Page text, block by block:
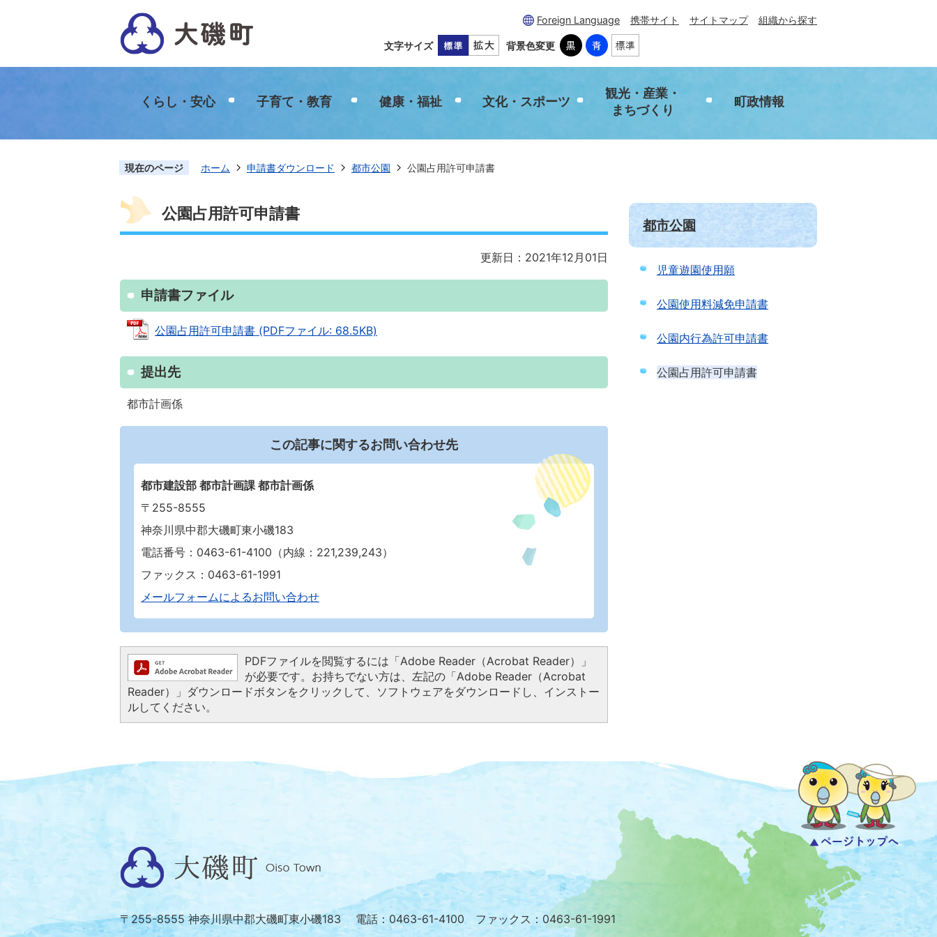
Foreign Language 携帯サイト サイトマップ 組織から探す
文字サイズ 背景色変更
くらし・安心 子育て・教育 健康・福祉 文化・スポーツ
観光・産業・
まちづくり
町政情報
現在のページ ホーム 申請書ダウンロード 都市公園 公園占用許可申請書
公園占用許可申請書
更新日：2021年12月01日
申請書ファイル
公園占用許可申請書 (PDFファイル: 68.5KB)
提出先
都市計画係
この記事に関するお問い合わせ先
都市建設部 都市計画課 都市計画係
〒255-8555
神奈川県中郡大磯町東小磯183
電話番号：0463-61-4100（内線：221,239,243）
ファックス：0463-61-1991
メールフォームによるお問い合わせ
PDFファイルを閲覧するには「Adobe Reader（Acrobat Reader）」
が必要です。お持ちでない方は、左記の「Adobe Reader（Acrobat
Reader）」ダウンロードボタンをクリックして、ソフトウェアをダウンロードし、インストー
ルしてください。
都市公園
児童遊園使用願
公園使用料減免申請書
公園内行為許可申請書
公園占用許可申請書
位
置
を
記
大
磯
Oiso
〒255-8555 神奈川県中郡大磯町東小磯183 電話：0463-61-4100 ファックス：0463-61-1991